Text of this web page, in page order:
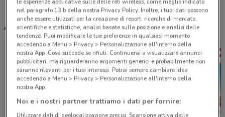
Altri volantini nelle vicinanze
nel paragrafo 13.b della nostra Privacy Policy. Inoltre, i tuoi dati possono
anche essere utilizzati per la creazione di report, ricerche di mercato,
scientifiche e statistiche, analisi basate sulla posizione e analisi delle
tendenze. Puoi modificare le tue preferenze in qualsiasi momento
accedendo a Menu > Privacy > Personalizzazione all'interno della
nostra App. Cosa succede se rifiuti: Continuerai a visualizzare annunci
pubblicitari, ma riguarderanno argomenti generici e probabilmente non
saranno rilevanti per i tuoi interessi. Potrai sempre cambiare idea
accedendo a Menu > Privacy > Personalizzazione all'interno della
nostra App.
Noi e i nostri partner trattiamo i dati per fornire:
Utilizzare dati di geolocalizzazione precisi. Scansione attiva delle